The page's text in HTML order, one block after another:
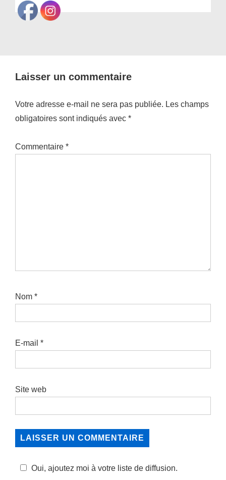
Laisser un commentaire
Votre adresse e-mail ne sera pas publiée. Les champs
obligatoires sont indiqués avec *
Commentaire *
Nom *
E-mail *
Site web
Oui, ajoutez moi à votre liste de diffusion.